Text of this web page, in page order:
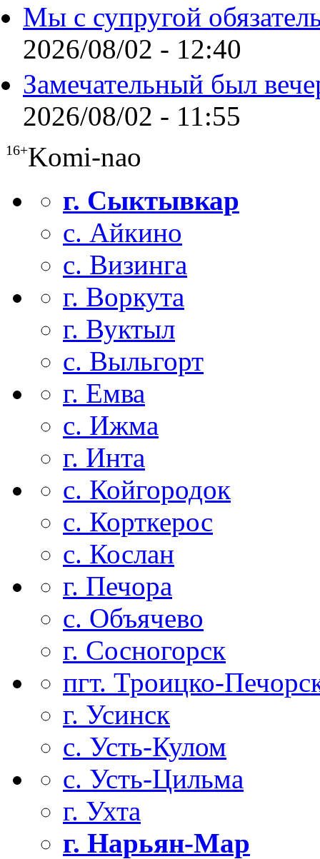
Мы с супругой
2026/08/02 - 12:40
Замечательный был
2026/08/02 - 11:55
16+Komi-nao
г. Сыктывкар
с. Айкино
с. Визинга
г. Воркута
г. Вуктыл
с. Выльгорт
г. Емва
с. Ижма
г. Инта
с. Койгородок
с. Корткерос
с. Кослан
г. Печора
с. Объячево
г. Сосногорск
пгт. Троицко-
г. Усинск
с. Усть-Кулом
с. Усть-Цильма
г. Ухта
г. Нарьян-Мар